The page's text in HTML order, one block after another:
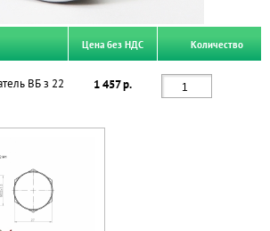
Цена без НДС Количество
ВБ з 22
1 457 р.